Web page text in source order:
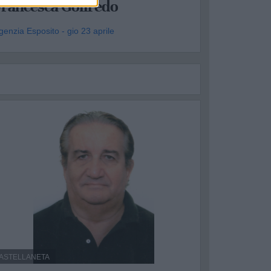
Goffredo
Esposito - gio 23 aprile